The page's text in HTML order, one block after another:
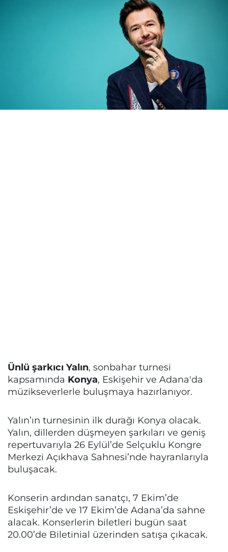
Ünlü şarkıcı Yalın, sonbahar turnesi
kapsamında Konya, Eskişehir ve Adana'da
müzikseverlerle buluşmaya hazırlanıyor.
Yalın’ın turnesinin ilk durağı Konya olacak.
Yalın, dillerden düşmeyen şarkıları ve geniş
repertuvarıyla 26 Eylül’de Selçuklu Kongre
Merkezi Açıkhava Sahnesi’nde hayranlarıyla
buluşacak.
Konserin ardından sanatçı, 7 Ekim’de
Eskişehir’de ve 17 Ekim’de Adana’da sahne
alacak. Konserlerin biletleri bugün saat
20.00’de Biletinial üzerinden satışa çıkacak.